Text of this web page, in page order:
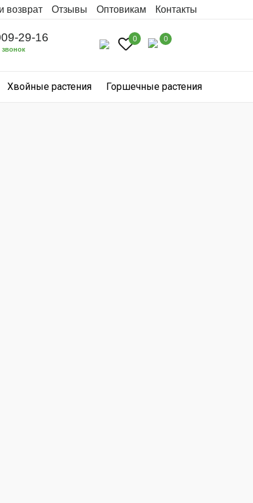
возврат Отзывы Оптовикам Контакты
29-16
звонок
0 0
Хвойные растения Горшечные растения